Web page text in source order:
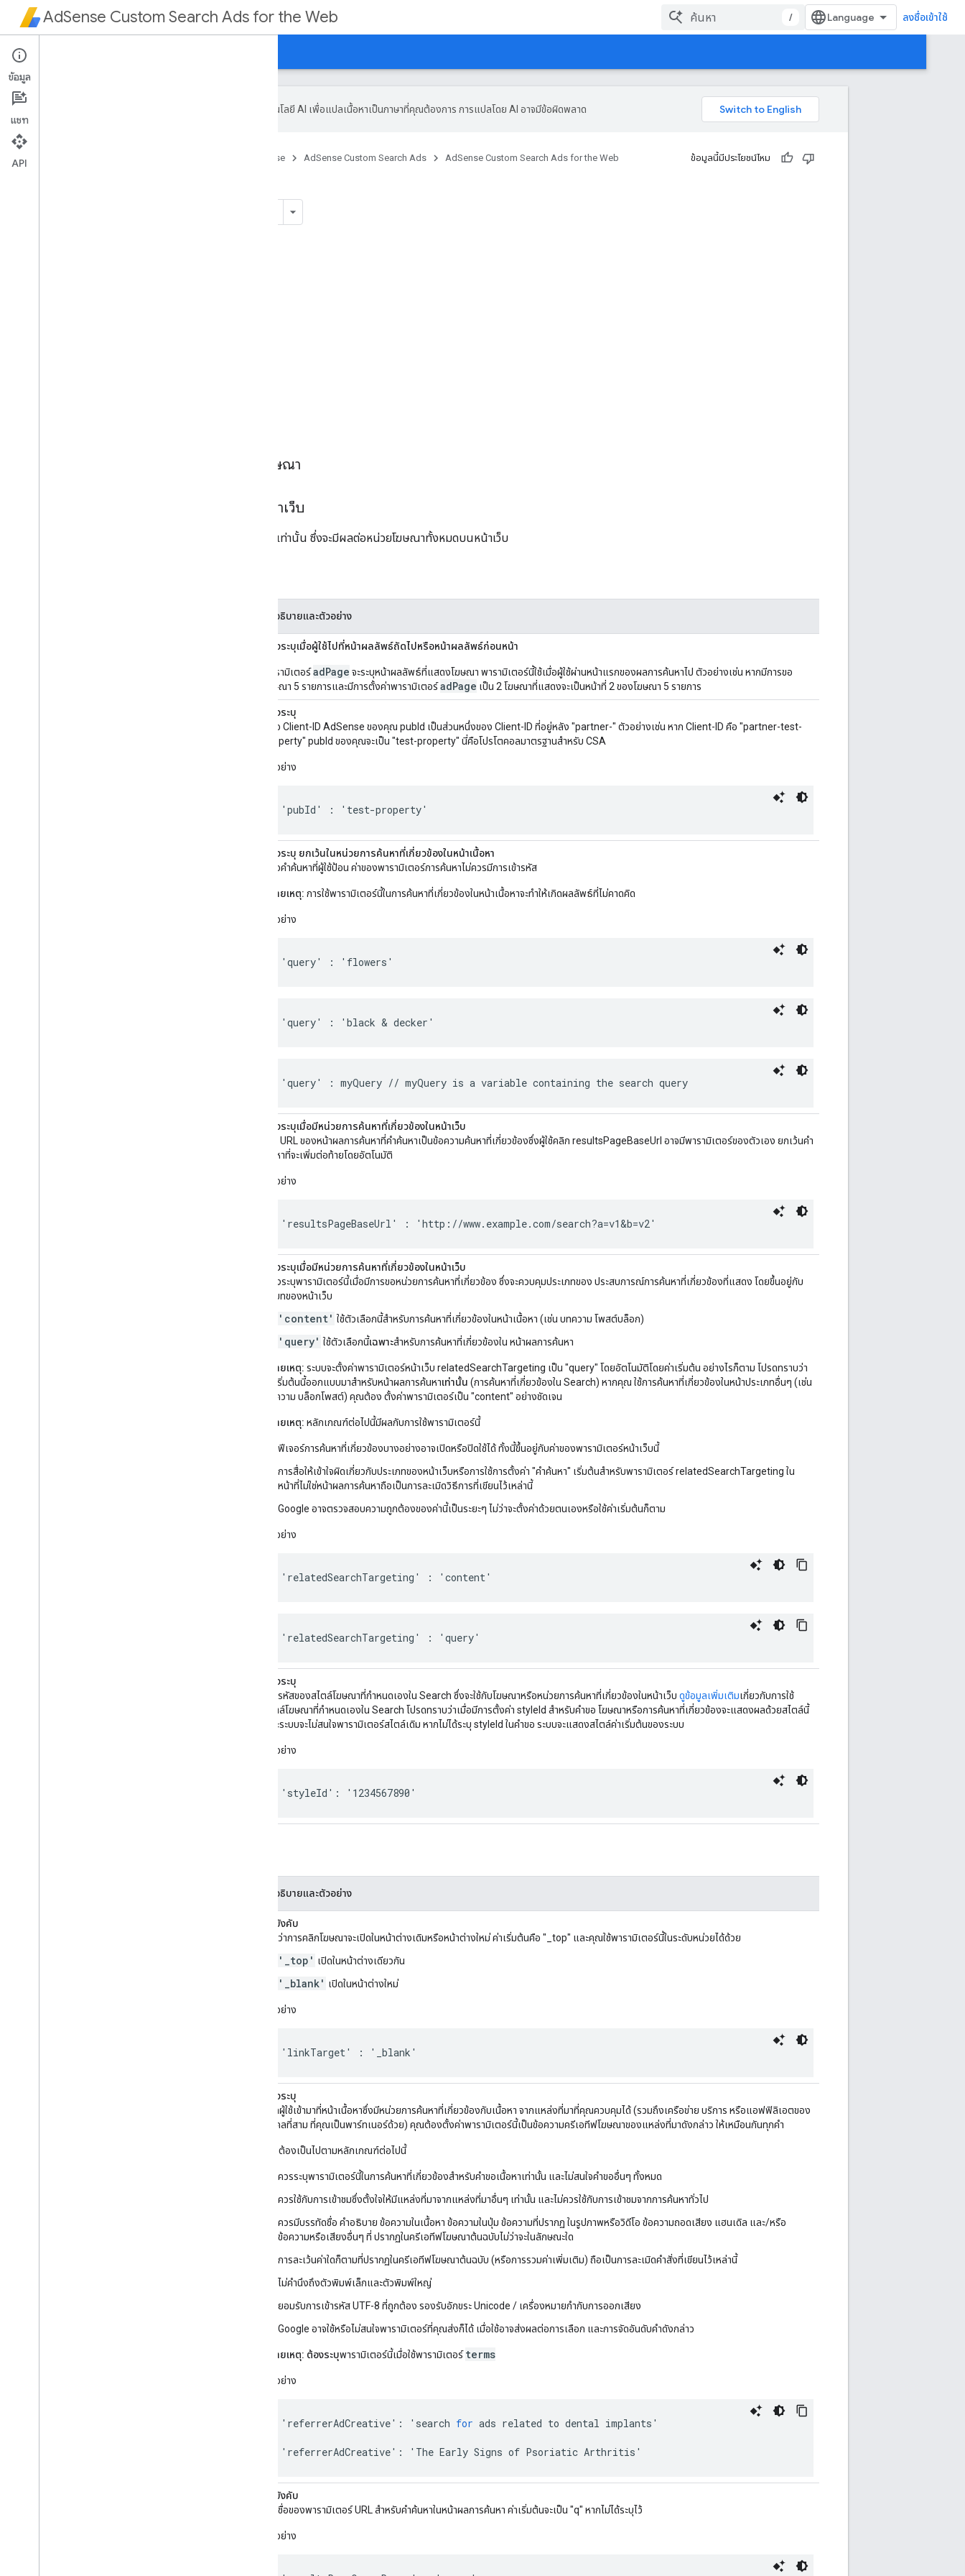
AdSense Custom Search Ads for the Web / ลงชื่อเข้าใช้
Google ใช้เทคโนโลยี AI เพื่อแปลเนื้อหาเป็นภาษาที่คุณต้องการ การแปลโดย AI อาจมีข้อผิดพลาด
AdSense AdSense Custom Search Ads
AdSense Custom Search Ads for the Web
ข้อมูลนี้มีประโยชน์ไหม
พารามิเตอร์ระดับหน่วยโฆษณา
คำอธิบายพารามิเตอร์ระดับหน้าเว็บ
ระบุพารามิเตอร์เหล่านี้เพียงหน้าละครั้งเท่านั้น ซึ่งจะมีผลต่อหน่วยโฆษณาทั้งหมดบนหน้าเว็บ
คำอธิบายและตัวอย่าง
ต้องระบุเมื่อผู้ใช้ไปที่หน้าผลลัพธ์ถัดไปหรือหน้าผลลัพธ์ก่อนหน้า
พารามิเตอร์adPage จะระบุหน้าผลลัพธ์ที่แสดงโฆษณา พารามิเตอร์นี้ใช้เมื่อผู้ใช้ผ่านหน้าแรกของผลการค้นหาไป ตัวอย่างเช่น หากมีการขอ
โฆษณา 5 รายการและมีการตั้งค่าพารามิเตอร์adPage เป็น 2 โฆษณาที่แสดงจะเป็นหน้าที่ 2 ของโฆษณา 5 รายการ
ต้องระบุ
นี่คือ Client-ID AdSense ของคุณ pubId เป็นส่วนหนึ่งของ Client-ID ที่อยู่หลัง "partner-" ตัวอย่างเช่น หาก Client-ID คือ "partner-test-
property" pubId ของคุณจะเป็น "test-property" นี่คือโปรโตคอลมาตรฐานสำหรับ CSA
ตัวอย่าง
'pubId' : 'test-property'
ต้องระบุ ยกเว้นในหน่วยการค้นหาที่เกี่ยวข้องในหน้าเนื้อหา
นี่คือคำค้นหาที่ผู้ใช้ป้อน ค่าของพารามิเตอร์การค้นหาไม่ควรมีการเข้ารหัส
หมายเหตุ: การใช้พารามิเตอร์นี้ในการค้นหาที่เกี่ยวข้องในหน้าเนื้อหาจะทำให้เกิดผลลัพธ์ที่ไม่คาดคิด
ตัวอย่าง
'query' : 'flowers'
'query' : 'black & decker'
'query' : myQuery // myQuery is a variable containing the search query
ต้องระบุเมื่อมีหน่วยการค้นหาที่เกี่ยวข้องในหน้าเว็บ
ระบุ URL ของหน้าผลการค้นหาที่คําค้นหาเป็นข้อความค้นหาที่เกี่ยวข้องซึ่งผู้ใช้คลิก resultsPageBaseUrl อาจมีพารามิเตอร์ของตัวเอง ยกเว้นคํา
ค้นหาที่จะเพิ่มต่อท้ายโดยอัตโนมัติ
ตัวอย่าง
'resultsPageBaseUrl' : 'http://www.example.com/search?a=v1&b=v2'
ต้องระบุเมื่อมีหน่วยการค้นหาที่เกี่ยวข้องในหน้าเว็บ
ต้องระบุพารามิเตอร์นี้เมื่อมีการขอหน่วยการค้นหาที่เกี่ยวข้อง ซึ่งจะควบคุมประเภทของ ประสบการณ์การค้นหาที่เกี่ยวข้องที่แสดง โดยขึ้นอยู่กับ
บริบทของหน้าเว็บ
'content' ใช้ตัวเลือกนี้สำหรับการค้นหาที่เกี่ยวข้องในหน้าเนื้อหา (เช่น บทความ โพสต์บล็อก)
'query' ใช้ตัวเลือกนี้เฉพาะสำหรับการค้นหาที่เกี่ยวข้องใน หน้าผลการค้นหา
หมายเหตุ: ระบบจะตั้งค่าพารามิเตอร์หน้าเว็บ relatedSearchTargeting เป็น "query" โดยอัตโนมัติโดยค่าเริ่มต้น อย่างไรก็ตาม โปรดทราบว่า
ค่าเริ่มต้นนี้ออกแบบมาสำหรับหน้าผลการค้นหาเท่านั้น (การค้นหาที่เกี่ยวข้องใน Search) หากคุณ ใช้การค้นหาที่เกี่ยวข้องในหน้าประเภทอื่นๆ (เช่น
บทความ บล็อกโพสต์) คุณต้อง ตั้งค่าพารามิเตอร์เป็น "content" อย่างชัดเจน
หมายเหตุ: หลักเกณฑ์ต่อไปนี้มีผลกับการใช้พารามิเตอร์นี้
ฟีเจอร์การค้นหาที่เกี่ยวข้องบางอย่างอาจเปิดหรือปิดใช้ได้ ทั้งนี้ขึ้นอยู่กับค่าของพารามิเตอร์หน้าเว็บนี้
การสื่อให้เข้าใจผิดเกี่ยวกับประเภทของหน้าเว็บหรือการใช้การตั้งค่า "คำค้นหา" เริ่มต้นสำหรับพารามิเตอร์ relatedSearchTargeting ใน
หน้าที่ไม่ใช่หน้าผลการค้นหาถือเป็นการละเมิดวิธีการที่เขียนไว้เหล่านี้
Google อาจตรวจสอบความถูกต้องของค่านี้เป็นระยะๆ ไม่ว่าจะตั้งค่าด้วยตนเองหรือใช้ค่าเริ่มต้นก็ตาม
ตัวอย่าง
'relatedSearchTargeting' : 'content'
'relatedSearchTargeting' : 'query'
ต้องระบุ
ระบุรหัสของสไตล์โฆษณาที่กำหนดเองใน Search ซึ่งจะใช้กับโฆษณาหรือหน่วยการค้นหาที่เกี่ยวข้องในหน้าเว็บ ดูข้อมูลเพิ่มเติมเกี่ยวกับการใช้
สไตล์โฆษณาที่กำหนดเองใน Search โปรดทราบว่าเมื่อมีการตั้งค่า styleId สําหรับคําขอ โฆษณาหรือการค้นหาที่เกี่ยวข้องจะแสดงผลด้วยสไตล์นี้
และระบบจะไม่สนใจพารามิเตอร์สไตล์เดิม หากไม่ได้ระบุ styleId ในคําขอ ระบบจะแสดงสไตล์ค่าเริ่มต้นของระบบ
ตัวอย่าง
'styleId': '1234567890'
คำอธิบายและตัวอย่าง
ไม่บังคับ
ระบุว่าการคลิกโฆษณาจะเปิดในหน้าต่างเดิมหรือหน้าต่างใหม่ ค่าเริ่มต้นคือ "_top" และคุณใช้พารามิเตอร์นี้ในระดับหน่วยได้ด้วย
'_top' เปิดในหน้าต่างเดียวกัน
'_blank' เปิดในหน้าต่างใหม่
ตัวอย่าง
'linkTarget' : '_blank'
ต้องระบุ
หากผู้ใช้เข้ามาที่หน้าเนื้อหาซึ่งมีหน่วยการค้นหาที่เกี่ยวข้องกับเนื้อหา จากแหล่งที่มาที่คุณควบคุมได้ (รวมถึงเครือข่าย บริการ หรือแอฟฟิลิเอตของ
บุคคลที่สาม ที่คุณเป็นพาร์ทเนอร์ด้วย) คุณต้องตั้งค่าพารามิเตอร์นี้เป็นข้อความครีเอทีฟโฆษณาของแหล่งที่มาดังกล่าว ให้เหมือนกันทุกคำ
โดยต้องเป็นไปตามหลักเกณฑ์ต่อไปนี้
ควรระบุพารามิเตอร์นี้ในการค้นหาที่เกี่ยวข้องสําหรับคำขอเนื้อหาเท่านั้น และไม่สนใจคําขออื่นๆ ทั้งหมด
ควรใช้กับการเข้าชมซึ่งตั้งใจให้มีแหล่งที่มาจากแหล่งที่มาอื่นๆ เท่านั้น และไม่ควรใช้กับการเข้าชมจากการค้นหาทั่วไป
ควรมีบรรทัดชื่อ คำอธิบาย ข้อความในเนื้อหา ข้อความในปุ่ม ข้อความที่ปรากฏ ในรูปภาพหรือวิดีโอ ข้อความถอดเสียง แฮนเดิล และ/หรือ
ข้อความหรือเสียงอื่นๆ ที่ ปรากฏในครีเอทีฟโฆษณาต้นฉบับไม่ว่าจะในลักษณะใด
การละเว้นค่าใดก็ตามที่ปรากฏในครีเอทีฟโฆษณาต้นฉบับ (หรือการรวมค่าเพิ่มเติม) ถือเป็นการละเมิดคำสั่งที่เขียนไว้เหล่านี้
ไม่คำนึงถึงตัวพิมพ์เล็กและตัวพิมพ์ใหญ่
ยอมรับการเข้ารหัส UTF-8 ที่ถูกต้อง รองรับอักขระ Unicode / เครื่องหมายกำกับการออกเสียง
Google อาจใช้หรือไม่สนใจพารามิเตอร์ที่คุณส่งก็ได้ เมื่อใช้อาจส่งผลต่อการเลือก และการจัดอันดับคำดังกล่าว
หมายเหตุ: ต้องระบุพารามิเตอร์นี้เมื่อใช้พารามิเตอร์terms
ตัวอย่าง
' referrerAdCreative' : ' search for ads related to dental implants '
' referrerAdCreative' : ' The Early Signs of Psoriatic Arthritis '
ไม่บังคับ
ระบุชื่อของพารามิเตอร์ URL สําหรับคำค้นหาในหน้าผลการค้นหา ค่าเริ่มต้นจะเป็น "q" หากไม่ได้ระบุไว้
ตัวอย่าง
ข้อมูล
แชท
API